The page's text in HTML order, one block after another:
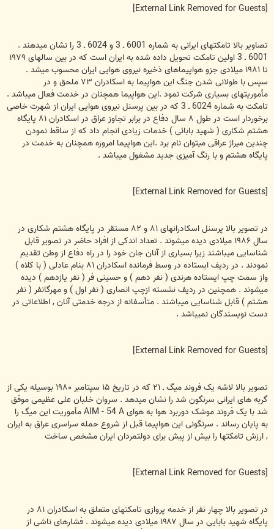
تصاوير بالا تامکتهای ايرانی به شماره 6001 ـ 3 و 6024 ـ 3 را نشان ميدهند .
6001 ـ 3 اولين تامکت تحويل داده شده به ايران است که در بين سالهای ۱۹۷۹
تا ۱۹۸۱ ميلادی جزو هواپيماهای ذخيره نيروی هوايی ايران محسوب ميشد .
سپس با طولانی شدن جنگ اين هواپيما به اسکادران ۷۳ ملحق و در
مأموريتهای بسياری شرکت نمود .اين هواپيما همچنان در خدمت فعال ميباشد .
تامکت به شماره 6024 ـ 3 که در بين پرسنل نيروی هوايی ايران از شهرت خاصی
برخوردار است در طول ۸ سال دفاع در برابر تجاوز عراق در اسکادران ۸۱ پايگاه
هشتم شکاری ( شهيد بابائی ) خدمات زيادی انجام داد که از ساقط نمودن
چندين ميراژ عراقی ميتوان نام برد .اين هواپيما امروزه همچنان به خدمت در
پايگاه هشتم و با رنگ آميزی جديد مشغول ميباشد .
در تصوير بالا پرسنل اسکادرانهای ۸۱ و ۸۲ مستقر در پايگاه هشتم شکاری در
سال ۱۹۸۶ ميلادی ديده ميشوند . تعداد اندکی از افراد حاضر در تصوير قابل
شناسايی ميباشند زيرا بسياری از آنان جان خود را در راه دفاع از وطن تقديم
نمودند . در رديف ايستاده در وسط فرمانده اسکادران ۸۱ بنام عادلی ( با کلاه )
واز سمت چپ ايستاده هرندی ( نفر دهم ) و حسينی فر ( نفر يازدهم ) ديده
ميشوند . همچنين در رديف نشسته ازچپ انصاری ( نفر اول ) و مهرگانفر ( نفر
هشتم ) قابل شناسايی ميباشند . متأسفانه از درجه خدمتی آنان , اطلاعاتی در
دست نويسندگان نميباشد .
تصوير بالا لاشه يک فروند ميگ ـ ۲۱ که در تاريخ ۱۵ سپتامبر ۱۹۸۰ بوسيله يکی از
گربه های ايرانی سرنگون شد را نشان ميدهد . سروان خلبان علی عظيمی موفق
شد با يک فروند موشک دوربرد هوا به هوای AIM - 54 A مأموريت اين ميگ را
به پايان رساند . سرنگونی اين هواپيما قبل از شروع حمله سراسری عراق به ايران
, ارزش تامکتها را بيش از پيش برای دولتمردان ايران مشخص ساخت
در تصوير بالا چهار نفر از خدمه پروازی تامکتهای متعلق به اسکادران ۸۱ در
پايگاه شهيد بابايی در سال ۱۹۸۷ ميلادی ديده ميشوند . فشارهای ناشی از